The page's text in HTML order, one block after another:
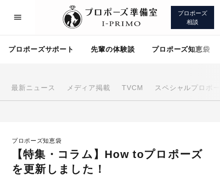
プロポーズ
相談
プロポーズサポート 先輩の体験談 プロポーズ知恵袋
最新ニュース メディア掲載 TVCM スペシャルプロポ
プロポーズ知恵袋
【特集・コラム】How toプロポーズ
を更新しました！
プロポーズサポート 先輩の体験談
プロポーズ知恵袋